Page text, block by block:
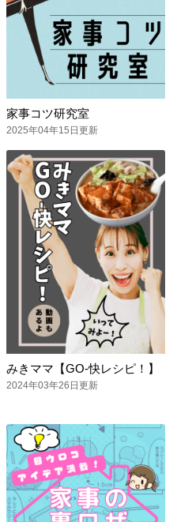
家事コツ研究室
2025年04年15日更新
みきママ【GO-快レシピ！】
2024年03年26日更新